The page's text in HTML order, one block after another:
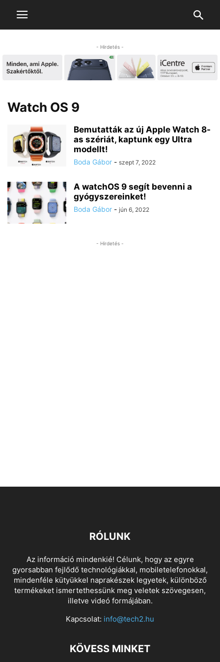
- Hirdetés -
Watch OS 9
Bemutatták az új Apple Watch 8-
as szériát, kaptunk egy Ultra
modellt!
Boda Gábor - szept 7, 2022
A watchOS 9 segít bevenni a
gyógyszereinket!
Boda Gábor - jún 6, 2022
- Hirdetés -
RÓLUNK
Az információ mindenkié! Célunk, hogy az egyre
gyorsabban fejlődő technológiákkal, mobiletelefonokkal,
mindenféle kütyükkel naprakészek legyetek, különböző
termékeket ismertethessünk meg veletek szövegesen,
illetve videó formájában.
Kapcsolat: info@tech2.hu
KÖVESS MINKET